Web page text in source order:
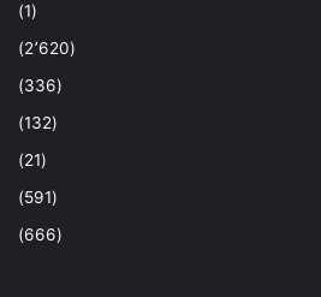
(1)
(2٬620)
(336)
(132)
(21)
(591)
(666)